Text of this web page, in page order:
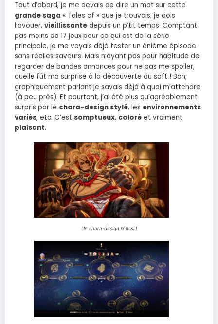
Tout d’abord, je me devais de dire un mot sur cette
grande saga « Tales of » que je trouvais, je dois
l’avouer, vieillissante depuis un p’tit temps. Comptant
pas moins de 17 jeux pour ce qui est de la série
principale, je me voyais déjà tester un énième épisode
sans réelles saveurs. Mais n’ayant pas pour habitude de
regarder de bandes annonces pour ne pas me spoiler,
quelle fût ma surprise à la découverte du soft ! Bon,
graphiquement parlant je savais déjà à quoi m’attendre
(à peu près). Et pourtant, j’ai été plus qu’agréablement
surpris par le chara-design stylé, les environnements
variés, etc. C’est somptueux, coloré et vraiment
plaisant.
Un chara-design réussi !